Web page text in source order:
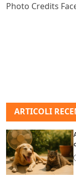
Photo Credits
ARTICOLI